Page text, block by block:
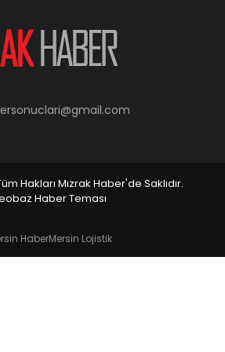
Hakları Mızrak Haber'de Saklıdır.
Haber Teması
HaberMersin Lojistik